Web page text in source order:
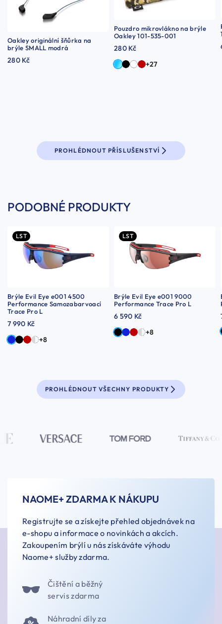
Oakley originální šňůrka na
brýle SMALL modrá
280 Kč
Pouzdro mikrovlákno na brýle
Oakley 101-535-001
280 Kč
+27
PROHLÉDNOUT PŘÍSLUŠENSTVÍ
PODOBNÉ PRODUKTY
LST
Brýle Evil Eye e001 4500
Performance Samozabarvoací
Trace Pro L
7 990 Kč
+8
LST
Brýle Evil Eye e001 9000
Performance Trace Pro L
6 590 Kč
+8
PROHLÉDNOUT VŠECHNY PRODUKTY
NAOME+ ZDARMA K NÁKUPU
Registrujte se a získejte přehled objednávek na
e-shopu a informace o novinkách a akcích.
Zakoupením brýlí u nás získáváte výhodu
Naome+ služby zdarma.
Čištění a běžný
servis zdarma
Náhradní díly za